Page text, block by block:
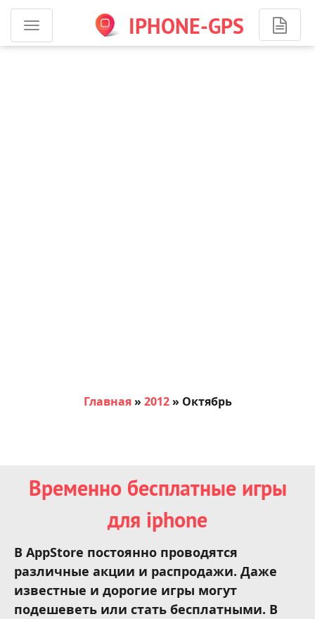
Программы
для
IPHONE-GPS
Главная» 2012» Октябрь
Временно бесплатные игры
для iphone
В AppStore постоянно проводятся
различные акции и распродажи. Даже
известные и дорогие игры могут
подешеветь или стать бесплатными. В